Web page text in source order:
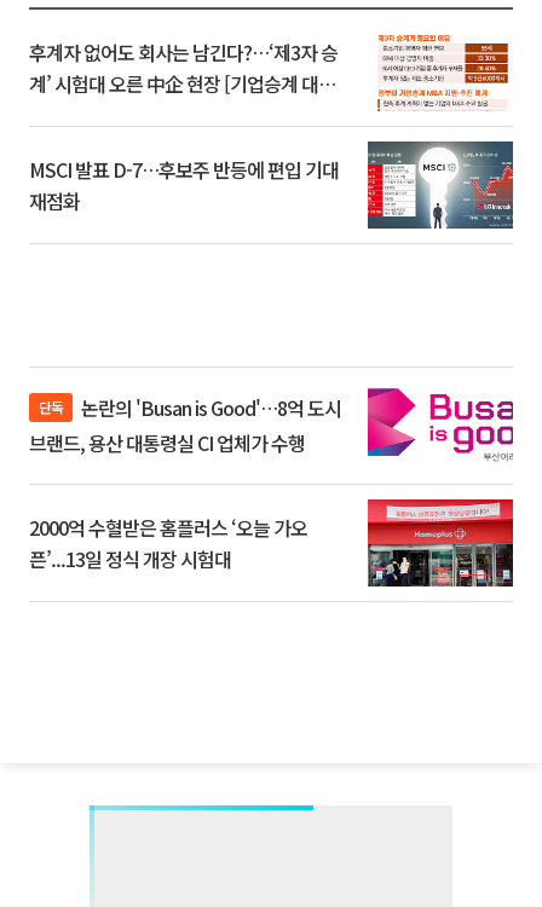
후계자 없어도 회사는 남긴다?…‘제3자 승
계’ 시험대 오른 中企 현장 [기업승계 대전
MSCI 발표 D-7…후보주 반등에 편입 기대
재점화
단독
브랜드, 용산 대통령실 CI 업체가 수행
2000억 수혈받은 홈플러스 ‘오늘 가오
픈’...13일 정식 개장 시험대